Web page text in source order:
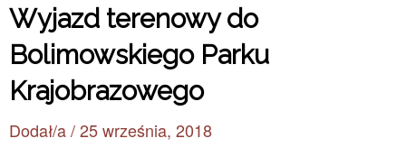
Wyjazd terenowy do
Bolimowskiego Parku
Krajobrazowego
Dodał/a /25 września, 2018